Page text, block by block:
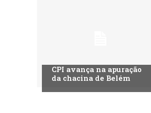
CPI avança na apuração
da chacina de Belém